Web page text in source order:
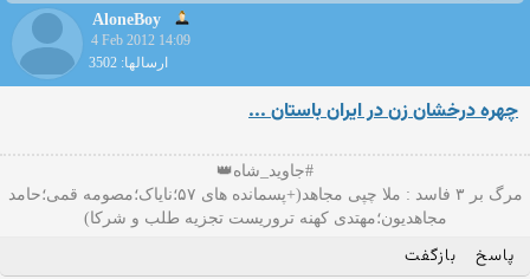
AloneBoy
4 Feb 2012 14:09
ارسالها: 3502
چهره درخشان زن در ایران باستان ...
#جاوید_شاه👑
مرگ بر ۳ فاسد : ملا چپی مجاهد(+پسمانده های ۵۷؛نایاک؛مصومه قمی؛حامد
مجاهدیون؛مهتدی کهنه تروریست تجزیه طلب و شرکا)
پاسخ بازگفت